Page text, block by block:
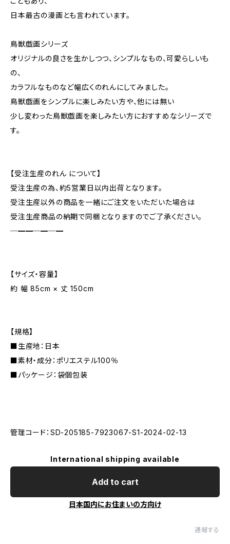
日本最古の漫画とも言われています。
鳥獣戯画シリーズ
オリジナルの良さを生かしつつ、シンプルなもの、可愛らしいも
の、
カラフルなものなど幅広くのれんにしてみました。
鳥獣戯画をシンプルに楽しみたい方や、他には無い
少し変わった鳥獣戯画を楽しみたい方におすすめなシリーズで
す。
【受注生産のれん について】
受注生産の為、約5営業日以内出荷となります。
受注生産以外の商品を一緒にご注文をいただいた場合は
受注生産商品の納期で同梱となりますのでご了承ください。
─━━─━─━
【サイズ・容量】
約 幅 85cm × 丈 150cm
【規格】
■生産地：日本
■素材・成分：ポリエステル100％
■パッケージ：袋個包装
管理コード：SD-205185-7923067-S1-2024-02-13
International shipping available
Add to cart
日本国内にお住まいの方向け
通報する